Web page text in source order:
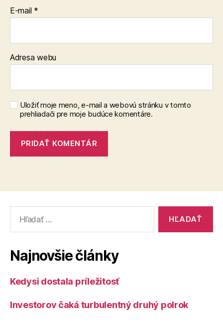
E-mail *
Adresa webu
Uložiť moje meno, e-mail a webovú stránku v tomto
prehliadači pre moje budúce komentáre.
Najnovšie články
Kedysi dostala príležitosť
Investorov čaká turbulentný druhý polrok